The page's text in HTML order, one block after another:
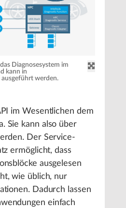
Diagnosesystem im
kann in
werden.
im Wesentlichen dem
Sie kann also über
Der Service-
ermöglicht, dass
ausgelesen
wie üblich, nur
Dadurch lassen
einfach